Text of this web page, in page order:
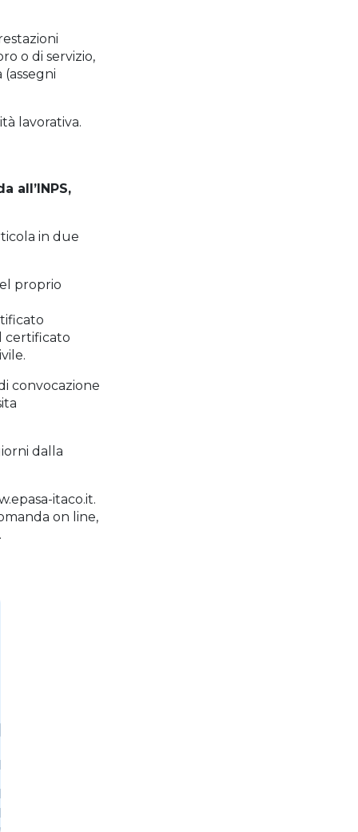
o di servizio,
lavorativa.
all’INPS,
in due
proprio
certificato
convocazione
dalla
itaco.it.
on line,